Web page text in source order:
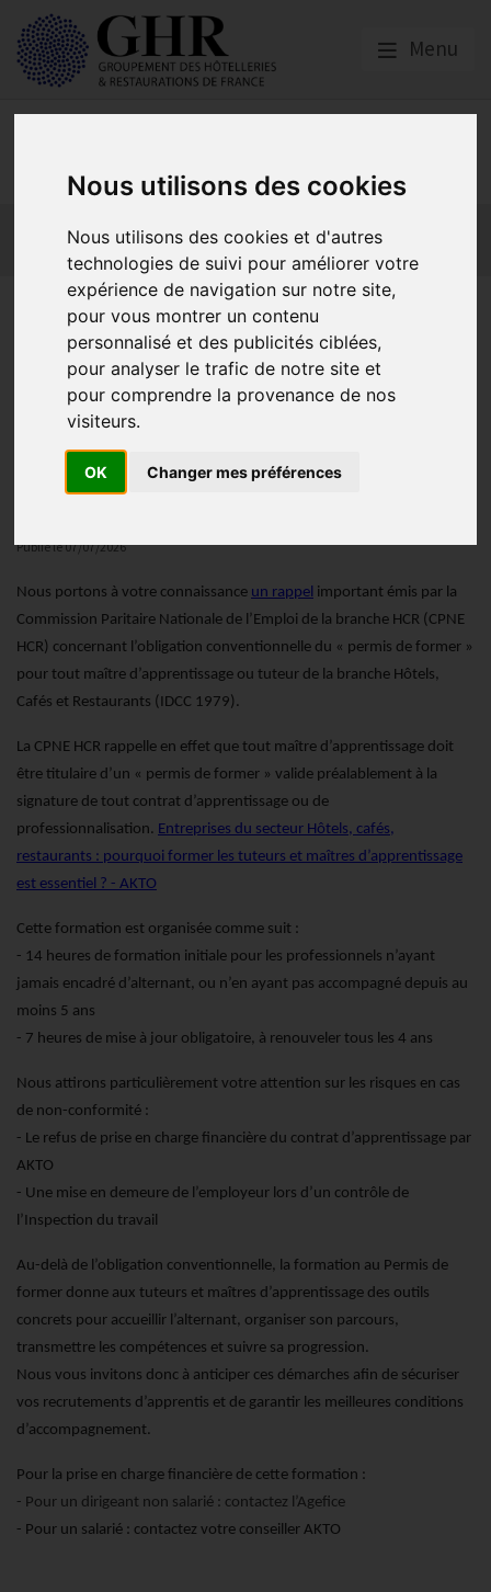
Nous utilisons des cookies
Nous utilisons des cookies et d'autres
technologies de suivi pour améliorer votre
expérience de navigation sur notre site,
pour vous montrer un contenu
personnalisé et des publicités ciblées,
pour analyser le trafic de notre site et
pour comprendre la provenance de nos
visiteurs.
OK Changer mes préférences
Menu
Handicap
Formation
Mission Handicap
Rappel – Obligation du
« permis de former » pour les
maîtres d’apprentissage –
Branche HCR
Publié le07/07/2026
Nous portons à votre connaissance un rappel important émis par la
Commission Paritaire Nationale de l’Emploi de la branche HCR (CPNE
HCR) concernant l’obligation conventionnelle du « permis de former »
pour tout maître d’apprentissage ou tuteur de la branche Hôtels,
Cafés et Restaurants (IDCC 1979).
La CPNE HCR rappelle en effet que tout maître d’apprentissage doit
être titulaire d’un « permis de former » valide préalablement à la
signature de tout contrat d’apprentissage ou de
professionnalisation. Entreprises du secteur Hôtels, cafés,
restaurants : pourquoi former les tuteurs et maîtres d’apprentissage
est essentiel ? - AKTO
Cette formation est organisée comme suit :
- 14 heures de formation initiale pour les professionnels n’ayant
jamais encadré d’alternant, ou n’en ayant pas accompagné depuis au
moins 5 ans
- 7 heures de mise à jour obligatoire, à renouveler tous les 4 ans
Nous attirons particulièrement votre attention sur les risques en cas
de non-conformité :
- Le refus de prise en charge financière du contrat d’apprentissage par
AKTO
- Une mise en demeure de l’employeur lors d’un contrôle de
l’Inspection du travail
Au-delà de l’obligation conventionnelle, la formation au Permis de
former donne aux tuteurs et maîtres d’apprentissage des outils
concrets pour accueillir l’alternant, organiser son parcours,
transmettre les compétences et suivre sa progression.
Nous vous invitons donc à anticiper ces démarches afin de sécuriser
vos recrutements d’apprentis et de garantir les meilleures conditions
d’accompagnement.
Pour la prise en charge financière de cette formation :
- Pour un dirigeant non salarié : contactez l’Agefice
- Pour un salarié : contactez votre conseiller AKTO